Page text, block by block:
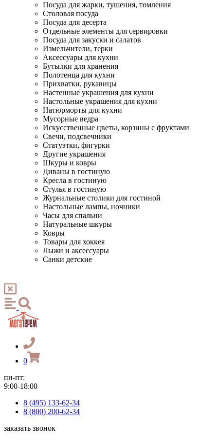
Посуда для жарки, тушения, томления
Столовая посуда
Посуда для десерта
Отдельные элементы для сервировки
Посуда для закуски и салатов
Измельчители, терки
Аксессуары для кухни
Бутылки для хранения
Полотенца для кухни
Прихватки, рукавицы
Настенные украшения для кухни
Настольные украшения для кухни
Натюрморты для кухни
Мусорные ведра
Искусственные цветы, корзины с фруктами
Свечи, подсвечники
Статуэтки, фигурки
Другие украшения
Шкуры и ковры
Диваны в гостиную
Кресла в гостиную
Стулья в гостиную
Журнальные столики для гостиной
Настольные лампы, ночники
Часы для спальни
Натуральные шкуры
Ковры
Товары для хоккея
Лыжи и аксессуары
Санки детские
0
пн-пт:
9:00-18:00
8 (495) 133-62-34
8 (800) 200-62-34
заказать звонок